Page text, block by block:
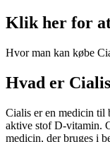
Klik her for
Hvor man kan købe
Hvad er
Cialis er en medicin til
aktive stof D-vitamin.
medicin, der bruges i